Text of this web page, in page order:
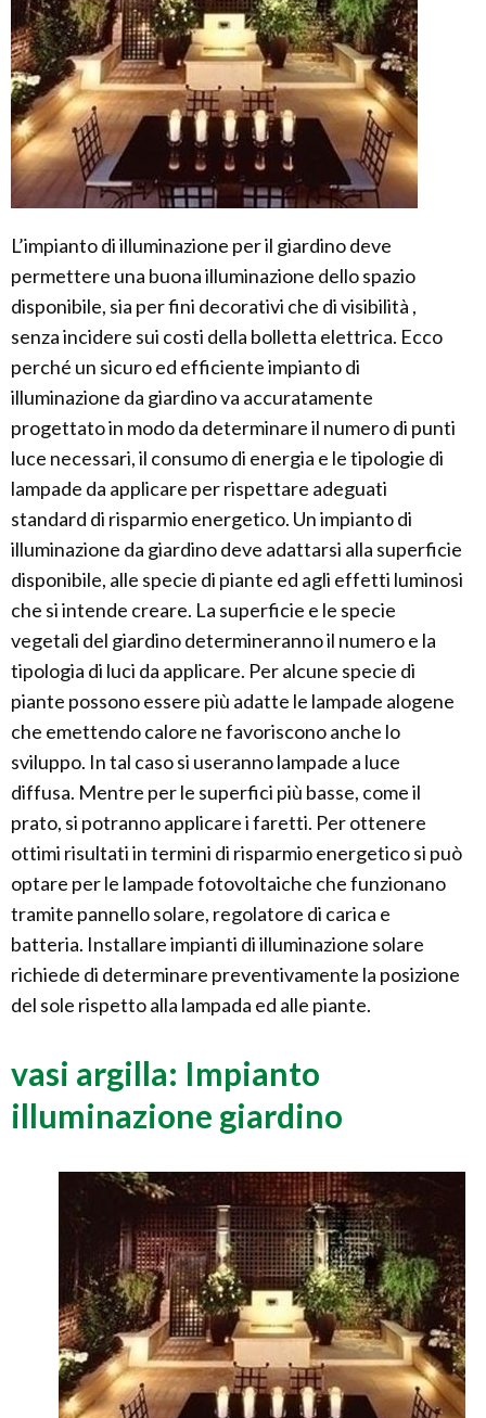
L’impianto di illuminazione per il giardino deve
permettere una buona illuminazione dello spazio
disponibile, sia per fini decorativi che di visibilità ,
senza incidere sui costi della bolletta elettrica. Ecco
perché un sicuro ed efficiente impianto di
illuminazione da giardino va accuratamente
progettato in modo da determinare il numero di punti
luce necessari, il consumo di energia e le tipologie di
lampade da applicare per rispettare adeguati
standard di risparmio energetico. Un impianto di
illuminazione da giardino deve adattarsi alla superficie
disponibile, alle specie di piante ed agli effetti luminosi
che si intende creare. La superficie e le specie
vegetali del giardino determineranno il numero e la
tipologia di luci da applicare. Per alcune specie di
piante possono essere più adatte le lampade alogene
che emettendo calore ne favoriscono anche lo
sviluppo. In tal caso si useranno lampade a luce
diffusa. Mentre per le superfici più basse, come il
prato, si potranno applicare i faretti. Per ottenere
ottimi risultati in termini di risparmio energetico si può
optare per le lampade fotovoltaiche che funzionano
tramite pannello solare, regolatore di carica e
batteria. Installare impianti di illuminazione solare
richiede di determinare preventivamente la posizione
del sole rispetto alla lampada ed alle piante.
vasi argilla: Impianto
illuminazione giardino